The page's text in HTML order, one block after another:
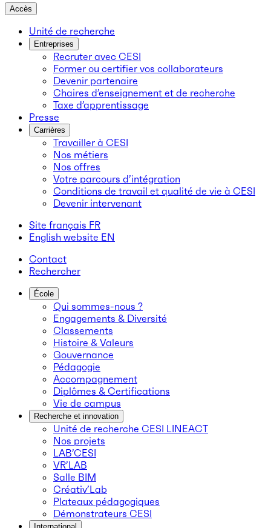
Accès
Unité de recherche
Entreprises
Recruter avec CESI
Former ou certifier vos collaborateurs
Devenir partenaire
Chaires d’enseignement et de recherche
Taxe d’apprentissage
Presse
Carrières
Travailler à CESI
Nos métiers
Nos offres
Votre parcours d’intégration
Conditions de travail et qualité de vie à CESI
Devenir intervenant
Site français FR
English website EN
Contact
Rechercher
École
Qui sommes-nous ?
Engagements & Diversité
Classements
Histoire & Valeurs
Gouvernance
Pédagogie
Accompagnement
Diplômes & Certifications
Vie de campus
Recherche et innovation
Unité de recherche CESI LINEACT
Nos projets
LAB’CESI
VR’LAB
Salle BIM
Créativ’Lab
Plateaux pédagogiques
Démonstrateurs CESI